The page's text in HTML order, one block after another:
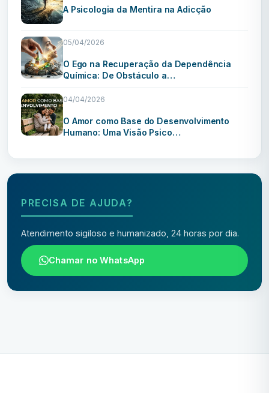
A Psicologia da Mentira na Adicção
05/04/2026
O Ego na Recuperação da Dependência
Química: De Obstáculo a…
04/04/2026
O Amor como Base do Desenvolvimento
Humano: Uma Visão Psico…
PRECISA DE AJUDA?
Atendimento sigiloso e humanizado, 24 horas por dia.
Chamar no WhatsApp